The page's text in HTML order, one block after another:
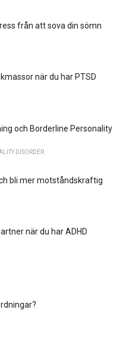
från att sova din sömn
när du har PTSD
och Borderline Personality
DISORDER
bli mer motståndskraftig
när du har ADHD